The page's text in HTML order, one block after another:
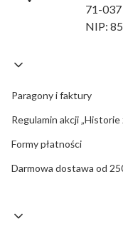
71-037
NIP:
Paragony i faktury
Regulamin akcji
Formy płatności
Darmowa dostawa od